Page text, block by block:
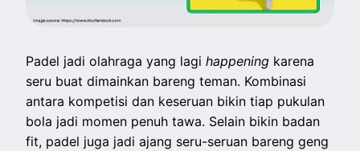
Padel jadi olahraga yang lagihappening karena
seru buat dimainkan bareng teman. Kombinasi
antara kompetisi dan keseruan bikin tiap pukulan
bola jadi momen penuh tawa. Selain bikin badan
fit, padel juga jadi ajang seru-seruan bareng geng